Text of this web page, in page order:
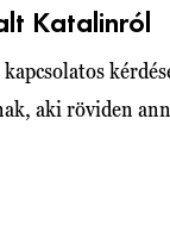
Katalinról
kapcsolatos
aki röviden